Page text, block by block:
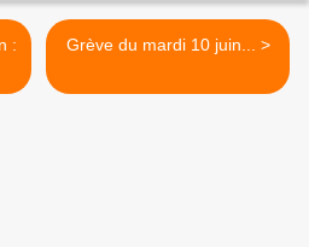
Grève du mardi 10 juin... >